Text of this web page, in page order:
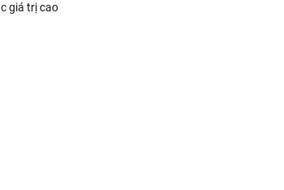
giá trị cao